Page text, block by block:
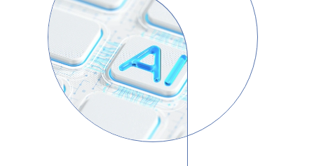
법률정보
법률지식인
고객후기
업무분야